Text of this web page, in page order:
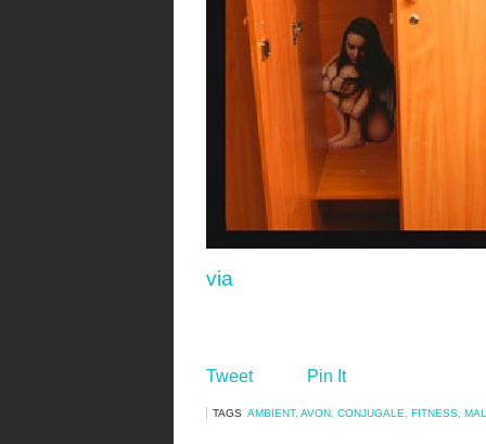
via
Tweet Pin It
TAGS AMBIENT, AVON, CONJUGALE, FITNESS,